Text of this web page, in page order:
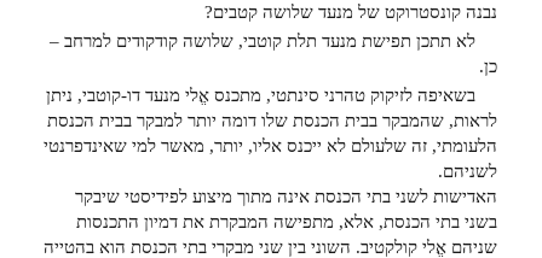
נבנה קונסטרוקט של מנעד שלושה קטבים?
לא תתכן תפישת מנעד תלת קוטבי, שלושה קודקודים למרחב –
כן.
בשאיפה לזיקוק טהרני סינתטי, מתכנס אֱלי מנעד דו-קוטבי, ניתן
לראות, שהמבקר בבית הכנסת שלו דומה יותר למבקר בבית הכנסת
הלעומתי, זה שלעולם לא ייכנס אליו, יותר, מאשר למי שאינדפרנטי
לשניהם.
האדישות לשני בתי הכנסת אינה מתוך מיצוע לפידיסטי שיבקר
בשני בתי הכנסת, אלא, מתפישה המבקרת את דמיון התכנסות
שניהם אֱלי קולקטיב. השוני בין שני מבקרי בתי הכנסת הוא בהטייה